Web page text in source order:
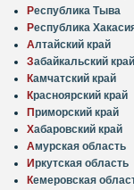
Республика Тыва
Республика
Алтайский край
Забайкальский край
Камчатский край
Красноярский край
Приморский край
Хабаровский край
Амурская область
Иркутская область
Кемеровская